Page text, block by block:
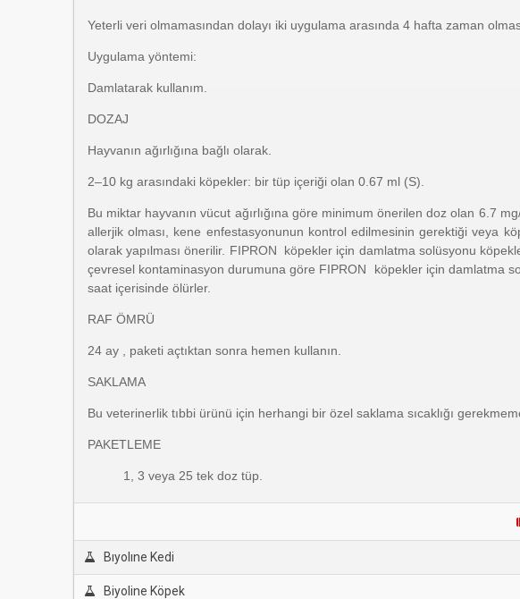
Yeterli veri olmamasından dolayı iki uygulama arasında 4 hafta zaman
Uygulama yöntemi:
Damlatarak kullanım.
DOZAJ
Hayvanın ağırlığına bağlı olarak.
2–10 kg arasındaki köpekler: bir tüp içeriği olan 0.67 ml (S).
Bu miktar hayvanın vücut ağırlığına göre minimum önerilen doz olan 6.7
allerjik olması, kene enfestasyonunun kontrol edilmesinin gerektiği veya
olarak yapılması önerilir. FIPRON köpekler için damlatma solüsyonu
çevresel kontaminasyon durumuna göre FIPRON köpekler için damlatma
saat içerisinde ölürler.
RAF ÖMRÜ
24 ay , paketi açtıktan sonra hemen kullanın.
SAKLAMA
Bu veterinerlik tıbbi ürünü için herhangi bir özel saklama sıcaklığı
PAKETLEME
1, 3 veya 25 tek doz tüp.
Bıyolıne Kedi
Biyoline Köpek